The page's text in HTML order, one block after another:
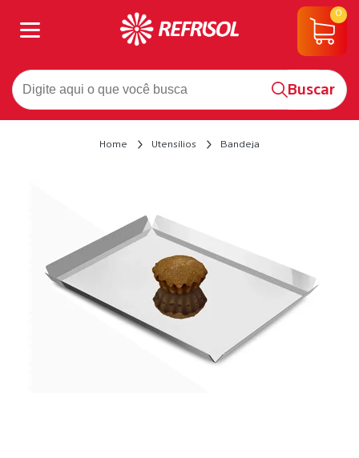
Buscar
0
Home Utensílios Bandeja